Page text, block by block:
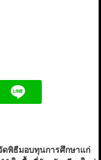
ดพิธีมอบทุนการศึกษาแก่